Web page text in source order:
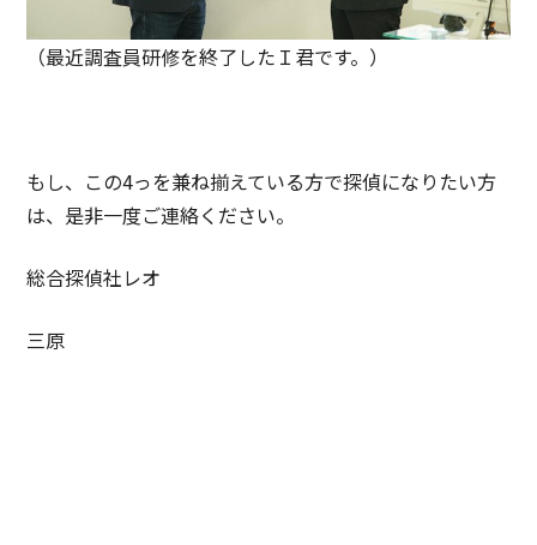
（最近調査員研修を終了したＩ君です。）
もし、この4っを兼ね揃えている方で探偵になりたい方
は、是非一度ご連絡ください。
総合探偵社レオ
三原